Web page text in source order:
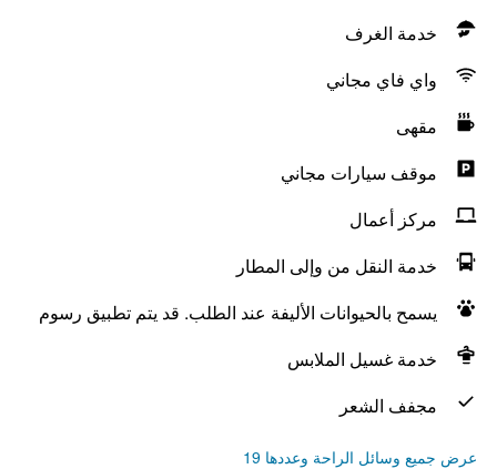
خدمة الغرف
واي فاي مجاني
مقهى
موقف سيارات مجاني
مركز أعمال
خدمة النقل من وإلى المطار
يسمح بالحيوانات الأليفة عند الطلب. قد يتم تطبيق رسوم
خدمة غسيل الملابس
مجفف الشعر
عرض جميع وسائل الراحة وعددها 19